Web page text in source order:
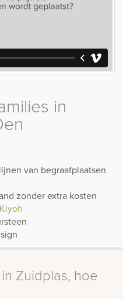
in
van begraafplaatsen
zonder extra kosten
Zuidplas, hoe